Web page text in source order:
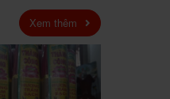
Xem thêm